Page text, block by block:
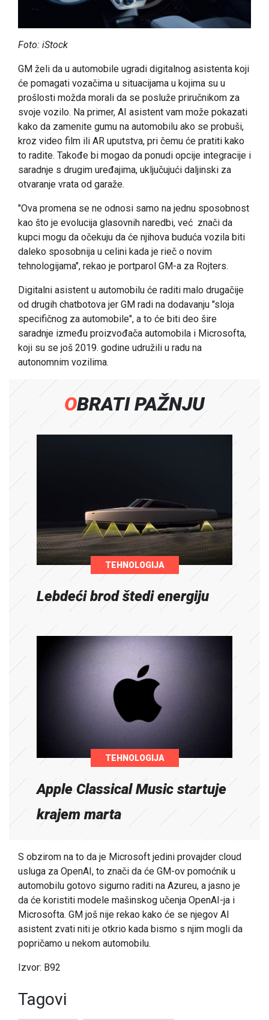
Foto: iStock
GM želi da u automobile ugradi digitalnog asistenta koji
će pomagati vozačima u situacijama u kojima su u
prošlosti možda morali da se posluže priručnikom za
svoje vozilo. Na primer, AI asistent vam može pokazati
kako da zamenite gumu na automobilu ako se probuši,
kroz video film ili AR uputstva, pri čemu će pratiti kako
to radite. Takođe bi mogao da ponudi opcije integracije i
saradnje s drugim uređajima, uključujući daljinski za
otvaranje vrata od garaže.
"Ova promena se ne odnosi samo na jednu sposobnost
kao što je evolucija glasovnih naredbi, već znači da
kupci mogu da očekuju da će njihova buduća vozila biti
daleko sposobnija u celini kada je rieč o novim
tehnologijama", rekao je portparol GM-a za Rojters.
Digitalni asistent u automobilu će raditi malo drugačije
od drugih chatbotova jer GM radi na dodavanju "sloja
specifičnog za automobile", a to će biti deo šire
saradnje između proizvođača automobila i Microsofta,
koji su se još 2019. godine udružili u radu na
autonomnim vozilima.
OBRATI PAŽNJU
TEHNOLOGIJA
Lebdeći brod štedi energiju
TEHNOLOGIJA
Apple Classical Music startuje
krajem marta
S obzirom na to da je Microsoft jedini provajder cloud
usluga za OpenAI, to znači da će GM-ov pomoćnik u
automobilu gotovo sigurno raditi na Azureu, a jasno je
da će koristiti modele mašinskog učenja OpenAI-ja i
Microsofta. GM još nije rekao kako će se njegov AI
asistent zvati niti je otkrio kada bismo s njim mogli da
popričamo u nekom automobilu.
Izvor: B92
Tagovi